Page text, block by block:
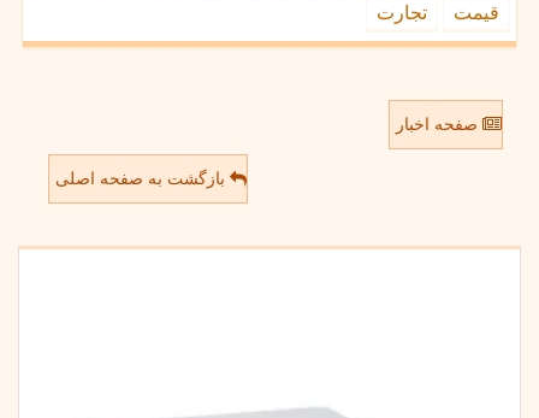
قیمت
تجارت
صفحه اخبار
بازگشت به صفحه اصلی